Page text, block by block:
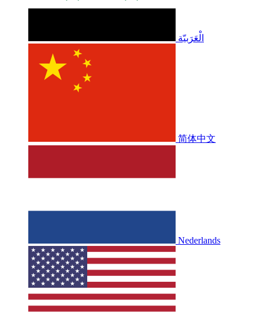
الْعَرَبيّة
简体中文
Nederlands